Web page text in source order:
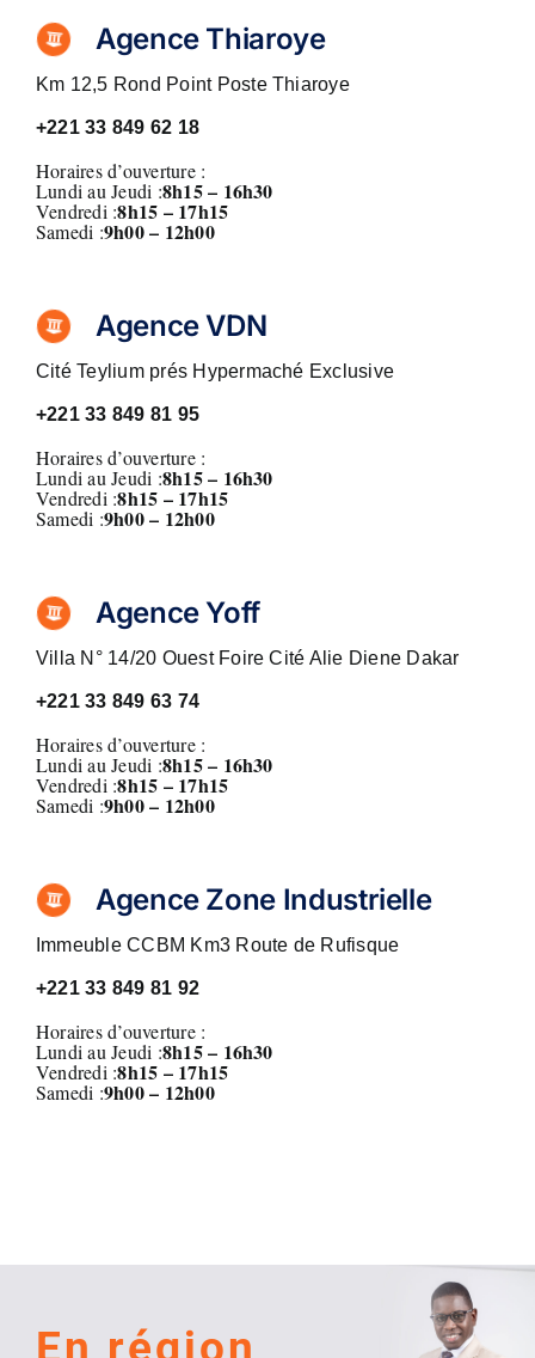
Agence Thiaroye
Km 12,5 Rond Point Poste Thiaroye
+22133 849 62 18
Horaires d’ouverture :
Lundi au Jeudi :8h15 – 16h30
Vendredi :8h15 – 17h15
Samedi :9h00 – 12h00
Agence VDN
Cité Teylium prés Hypermaché Exclusive
+22133 849 81 95
Horaires d’ouverture :
Lundi au Jeudi :8h15 – 16h30
Vendredi :8h15 – 17h15
Samedi :9h00 – 12h00
Agence Yoff
Villa N° 14/20 Ouest Foire Cité Alie Diene Dakar
+22133 849 63 74
Horaires d’ouverture :
Lundi au Jeudi :8h15 – 16h30
Vendredi :8h15 – 17h15
Samedi :9h00 – 12h00
Agence Zone Industrielle
Immeuble CCBM Km3 Route de Rufisque
+22133 849 81 92
Horaires d’ouverture :
Lundi au Jeudi :8h15 – 16h30
Vendredi :8h15 – 17h15
Samedi :9h00 – 12h00